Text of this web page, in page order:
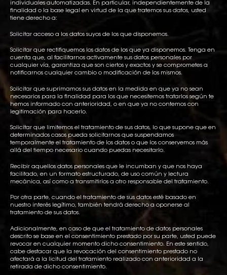
individuales automatizadas. En particular, independientemente de la
finalidad o la base legal en virtud de la que tratemos sus datos, usted
tiene derecho a:
Solicitar acceso a los datos suyos de los que disponemos.
Solicitar que rectifiquemos los datos de los que ya disponemos. Tenga en
cuenta que, al facilitarnos activamente sus datos personales por
cualquier vía, garantiza que son ciertos y exactos y se comprometes a
notificarnos cualquier cambio o modificación de los mismos.
Solicitar que suprimamos sus datos en la medida en que ya no sean
necesarios para la finalidad para los que necesitemos tratarlos según te
hemos informado con anterioridad, o en que ya no contemos con
legitimación para hacerlo.
Solicitar que limitemos el tratamiento de sus datos, lo que supone que en
determinados casos pueda solicitarnos que suspendamos
temporalmente el tratamiento de los datos o que los conservemos más
allá del tiempo necesario cuando puedas necesitarlo.
Recibir aquellos datos personales que le incumban y que nos haya
facilitado, en un formato estructurado, de uso común y lectura
mecánica, así como a transmitirlos a otro responsable del tratamiento.
Por otra parte, cuando el tratamiento de sus datos esté basado en
nuestro interés legítimo, también tendrá derecho a oponerse al
tratamiento de sus datos.
Adicionalmente, en caso de que el tratamiento de datos personales
descrito se base en el consentimiento prestado por su parte, usted puede
revocar en cualquier momento dicho consentimiento. En este sentido,
cabe destacar que la revocación del consentimiento prestado no
afectará a la licitud del tratamiento realizado con anterioridad a la
retirada de dicho consentimiento.